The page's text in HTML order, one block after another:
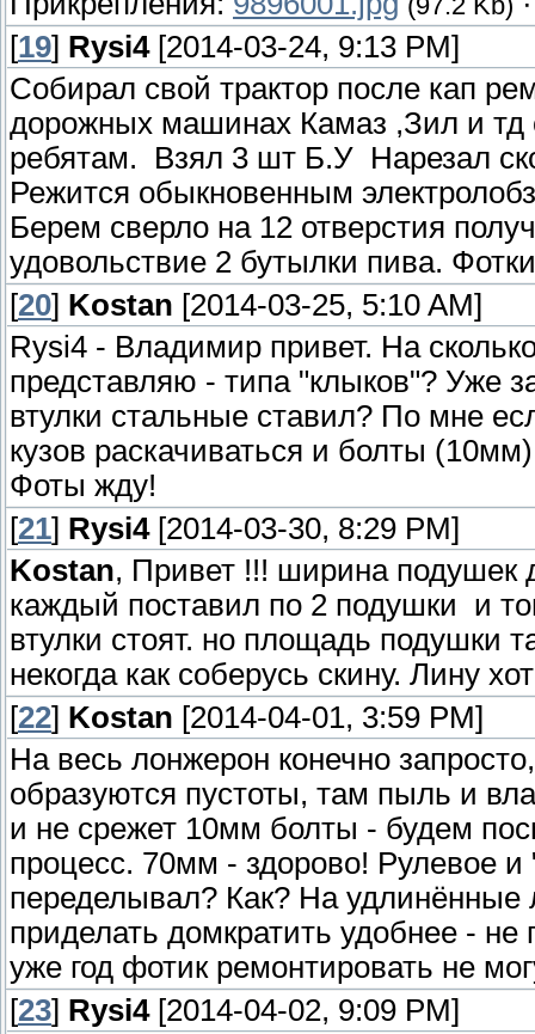
(97.2 Kb)
[19] Rysi4[2014-03-24, 9:13 PM]
Собирал свой трактор после кап
дорожных машинах Камаз ,Зил и тд
ребятам. Взял 3 шт Б.У Нарезал
Режится обыкновенным
Берем сверло на 12 отверстия
удовольствие 2 бутылки пива.
[20] Kostan [2014-03-25, 5:10 AM]
Rysi4 - Владимир привет. На
представляю - типа "клыков"? Уже
втулки стальные ставил? По мне
кузов раскачиваться и болты
Фоты жду!
[21] Rysi4[2014-03-30, 8:29 PM]
Kostan, Привет !!! ширина подушек
каждый поставил по 2 подушки и
втулки стоят. но площадь подушки
некогда как соберусь скину. Лину
[22] Kostan [2014-04-01, 3:59 PM]
На весь лонжерон конечно
образуются пустоты, там пыль и
и не срежет 10мм болты - будем
процесс. 70мм - здорово! Рулевое
переделывал? Как? На
приделать домкратить удобнее -
уже год фотик ремонтировать не
[23] Rysi4[2014-04-02, 9:09 PM]